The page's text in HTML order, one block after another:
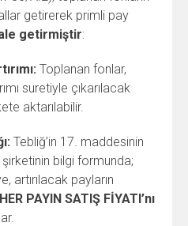
getirerek primli pay
getirmiştir:
Toplanan fonlar,
suretiyle çıkarılacak
aktarılabilir.
Tebliğ’in 17. maddesinin
şirketinin bilgi formunda;
artırılacak payların
PAYIN SATIŞ FİYATI’nı